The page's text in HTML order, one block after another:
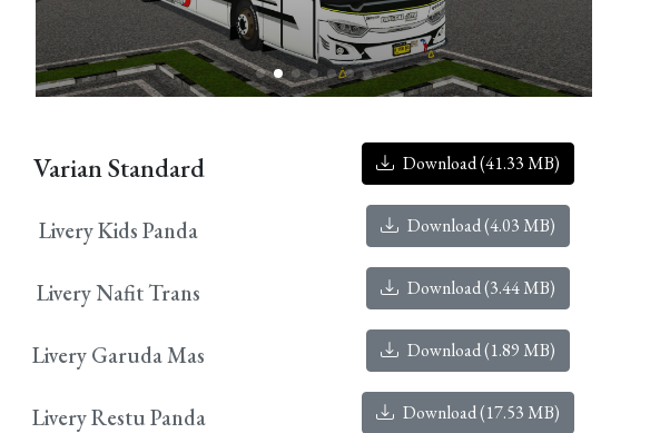
Varian Standard Download (41.33 MB)
Livery Kids Panda Download (4.03 MB)
Livery Nafit Trans Download (3.44 MB)
Livery Garuda Mas Download (1.89 MB)
Livery Restu Panda Download (17.53 MB)